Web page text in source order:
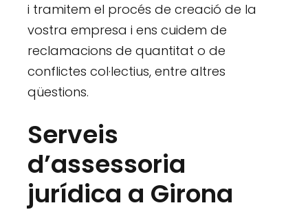
i tramitem el procés de creació de la
vostra empresa i ens cuidem de
reclamacions de quantitat o de
conflictes col·lectius, entre altres
qüestions.
Serveis
d’assessoria
jurídica a Girona